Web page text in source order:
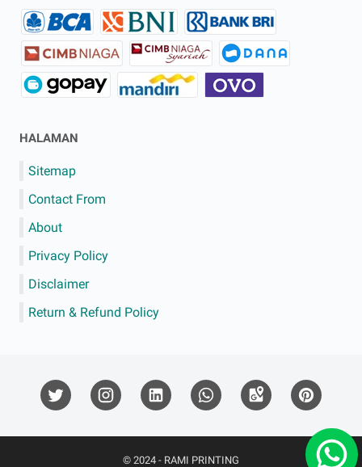
HALAMAN
Sitemap
Contact From
About
Privacy Policy
Disclaimer
Return & Refund Policy
© 2024 - RAMI PRINTING